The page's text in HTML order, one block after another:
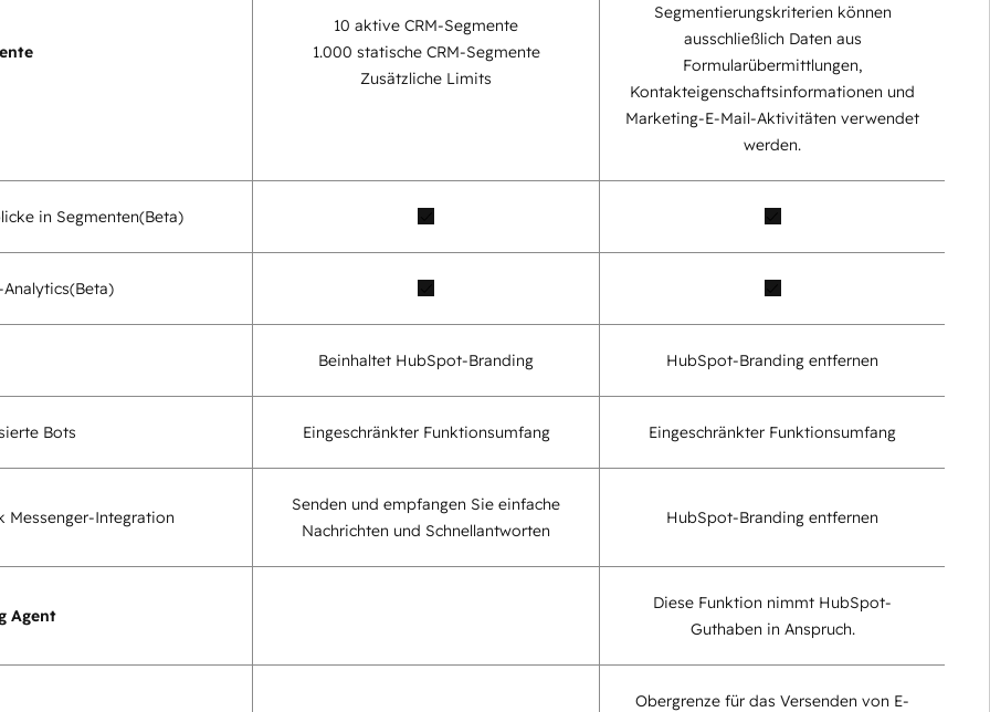
10 aktive CRM-Segmente
1.000 statische CRM-Segmente
Zusätzliche Limits
Segmentierungskriterien können
ausschließlich Daten aus
Formularübermittlungen,
Kontakteigenschaftsinformationen und
Marketing-E-Mail-Aktivitäten verwendet
werden.
in Segmenten(Beta)
(Beta)
Beinhaltet HubSpot-Branding HubSpot-Branding entfernen
Bots Eingeschränkter Funktionsumfang Eingeschränkter Funktionsumfang
Messenger-Integration
Senden und empfangen Sie einfache
Nachrichten und Schnellantworten
HubSpot-Branding entfernen
Agent
Diese Funktion nimmt HubSpot-
Guthaben in Anspruch.
Obergrenze für das Versenden von E-